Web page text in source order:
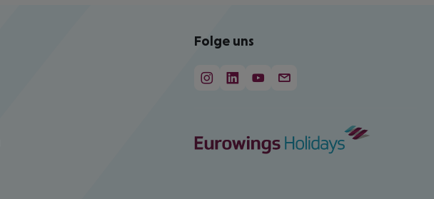
Folge uns